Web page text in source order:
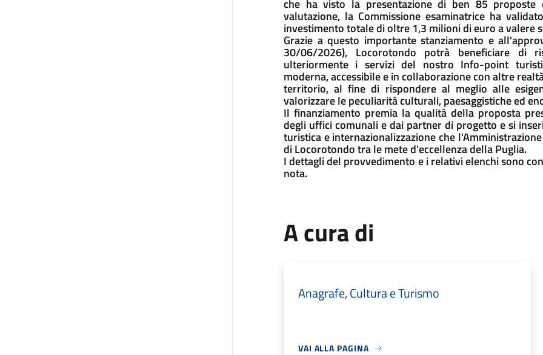
che ha visto la presentazione di ben 85 proposte
valutazione, la Commissione esaminatrice ha
investimento totale di oltre 1,3 milioni di euro a valere
Grazie a questo importante stanziamento e
30/06/2026), Locorotondo potrà beneficiare di
ulteriormente i servizi del nostro Info-point
moderna, accessibile e in collaborazione con altre
territorio, al fine di rispondere al meglio alle
valorizzare le peculiarità culturali, paesaggistiche ed
Il finanziamento premia la qualità della proposta
degli uffici comunali e dai partner di progetto e si
turistica e internazionalizzazione che
di Locorotondo tra le mete d'eccellenza della Puglia.
I dettagli del provvedimento e i relativi elenchi sono
nota.
A cura di
Anagrafe, Cultura e Turismo
VAI ALLA PAGINA